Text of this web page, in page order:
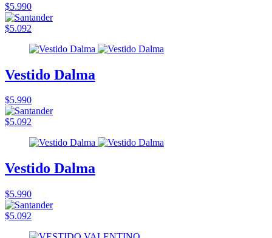
$5.990
$5.092
Vestido Dalma
$5.990
$5.092
Vestido Dalma
$5.990
$5.092